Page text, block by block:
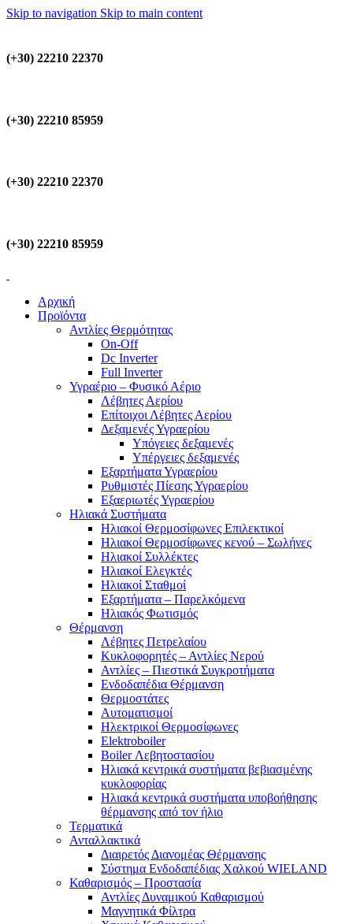
Skip to navigation Skip to main content
(+30) 22210 22370
(+30) 22210 85959
(+30) 22210 22370
(+30) 22210 85959
Αρχική
Προϊόντα
Αντλίες Θερμότητας
On-Off
Dc Inverter
Full Inverter
Υγραέριο – Φυσικό Αέριο
Λέβητες Αερίου
Επίτοιχοι Λέβητες Αερίου
Δεξαμενές Υγραερίου
Υπόγειες δεξαμενές
Υπέργειες δεξαμενές
Εξαρτήματα Υγραερίου
Ρυθμιστές Πίεσης Υγραερίου
Εξαεριωτές Υγραερίου
Ηλιακά Συστήματα
Ηλιακοί Θερμοσίφωνες Επιλεκτικοί
Ηλιακοί Θερμοσίφωνες κενού – Σωλήνες
Ηλιακοί Συλλέκτες
Ηλιακοί Ελεγκτές
Ηλιακοί Σταθμοί
Εξαρτήματα – Παρελκόμενα
Ηλιακός Φωτισμός
Θέρμανση
Λέβητες Πετρελαίου
Κυκλοφορητές – Αντλίες Νερού
Αντλίες – Πιεστικά Συγκροτήματα
Ενδοδαπέδια Θέρμανση
Θερμοστάτες
Αυτοματισμοί
Ηλεκτρικοί Θερμοσίφωνες
Elektroboiler
Boiler Λεβητοστασίου
Ηλιακά κεντρικά συστήματα βεβιασμένης
κυκλοφορίας
Ηλιακά κεντρικά συστήματα υποβοήθησης
θέρμανσης από τον ήλιο
Τερματικά
Ανταλλακτικά
Διαιρετός Διανομέας Θέρμανσης
Σύστημα Ενδοδαπέδιας Χαλκού WIELAND
Καθαρισμός – Προστασία
Αντλίες Δυναμικού Καθαρισμού
Μαγνητικά Φίλτρα